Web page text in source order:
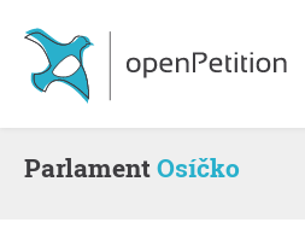
ParlamentOsíčko